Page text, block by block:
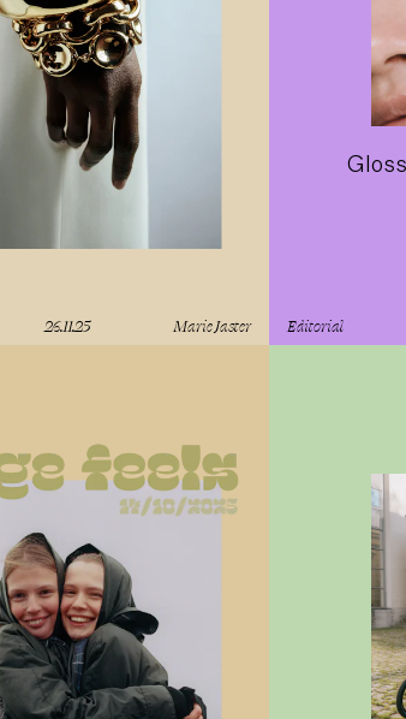
26.11.25 Marie Jaster Editorial